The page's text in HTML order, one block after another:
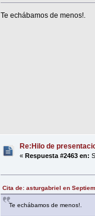
Te echábamos de menos!.
Re:Hilo de
« Respuesta #2463 en:
Cita de: asturgabriel en
Te echábamos de menos!.